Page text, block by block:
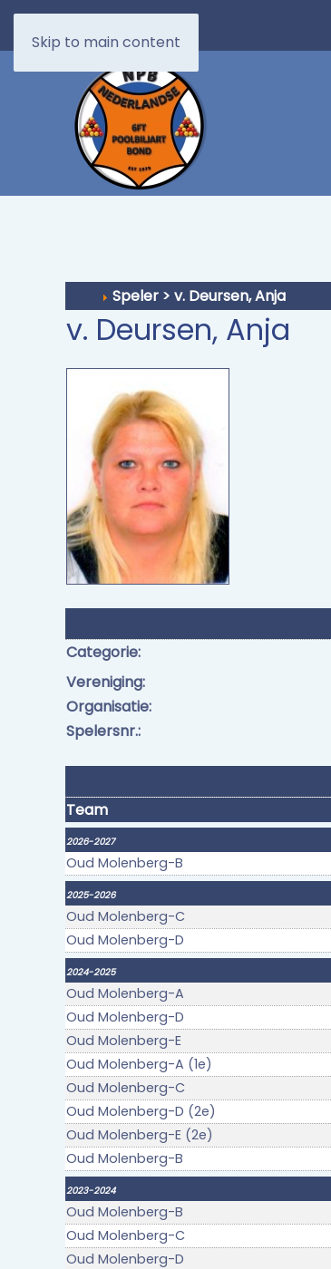
Skip to main content
Speler > v. Deursen, Anja
v. Deursen, Anja
Categorie:
Vereniging:
Organisatie:
Spelersnr.:
Team
2026-2027
Oud Molenberg-B
2025-2026
Oud Molenberg-C
Oud Molenberg-D
2024-2025
Oud Molenberg-A
Oud Molenberg-D
Oud Molenberg-E
Oud Molenberg-A (1e)
Oud Molenberg-C
Oud Molenberg-D (2e)
Oud Molenberg-E (2e)
Oud Molenberg-B
2023-2024
Oud Molenberg-B
Oud Molenberg-C
Oud Molenberg-D